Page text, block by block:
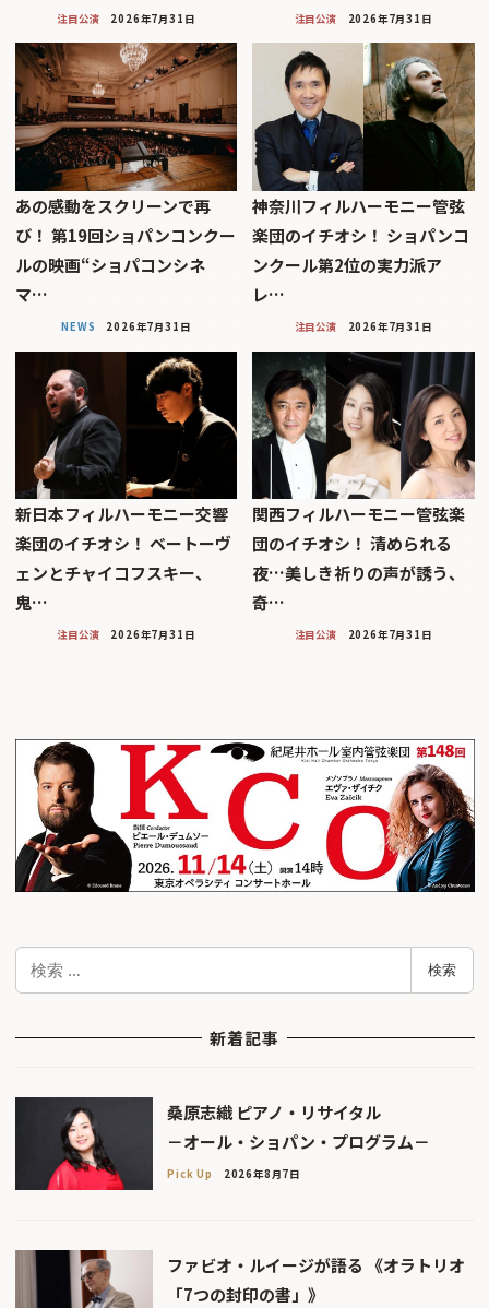
注目公演 2026年7月31日 注目公演 2026年7月31日
あの感動をスクリーンで再
び！ 第19回ショパンコンクー
ルの映画“ショパコンシネ
マ…
NEWS 2026年7月31日
神奈川フィルハーモニー管弦
楽団のイチオシ！ ショパンコ
ンクール第2位の実力派ア
レ…
注目公演 2026年7月31日
新日本フィルハーモニー交響
楽団のイチオシ！ ベートーヴ
ェンとチャイコフスキー、
鬼…
注目公演 2026年7月31日
関西フィルハーモニー管弦楽
団のイチオシ！ 清められる
夜…美しき祈りの声が誘う、
奇…
注目公演 2026年7月31日
検索
新着記事
桑原志織 ピアノ・リサイタル
－オール・ショパン・プログラム－
Pick Up 2026年8月7日
ファビオ・ルイージが語る 《オラトリオ
「7つの封印の書」》